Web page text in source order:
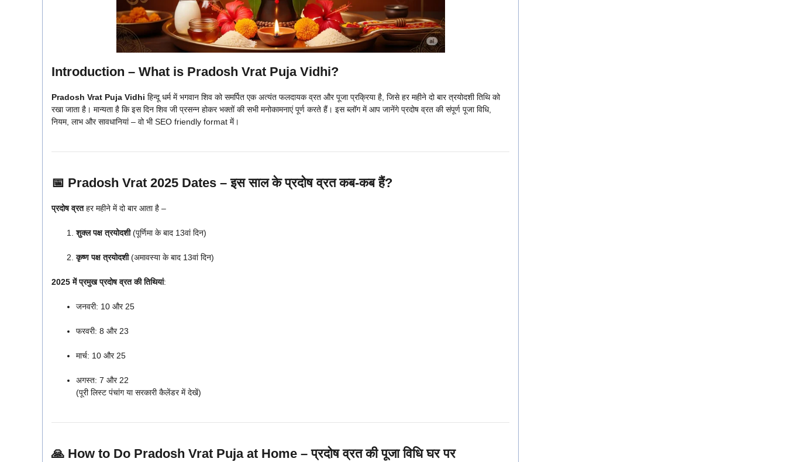
Introduction – What is Pradosh Vrat Puja Vidhi?
Pradosh Vrat Puja Vidhi हिन्दू धर्म में भगवान शिव को समर्पित एक अत्यंत फलदायक व्रत और पूजा प्रक्रिया है, जिसे हर महीने दो बार त्रयोदशी तिथि को
रखा जाता है। मान्यता है कि इस दिन शिव जी प्रसन्न होकर भक्तों की सभी मनोकामनाएं पूर्ण करते हैं। इस ब्लॉग में आप जानेंगे प्रदोष व्रत की संपूर्ण पूजा विधि,
नियम, लाभ और सावधानियां – वो भी SEO friendly format में।
📅 Pradosh Vrat 2025 Dates – इस साल के प्रदोष व्रत कब-कब हैं?
प्रदोष व्रतहर महीने में दो बार आता है –
शुक्ल पक्ष त्रयोदशी(पूर्णिमा के बाद 13वां दिन)
कृष्ण पक्ष त्रयोदशी(अमावस्या के बाद 13वां दिन)
2025 में प्रमुख प्रदोष व्रत की तिथियां:
जनवरी: 10 और 25
फरवरी: 8 और 23
मार्च: 10 और 25
अगस्त: 7 और 22
(पूरी लिस्ट पंचांग या सरकारी कैलेंडर में देखें)
🙏 How to Do Pradosh Vrat Puja at Home – प्रदोष व्रत की पूजा विधि घर पर